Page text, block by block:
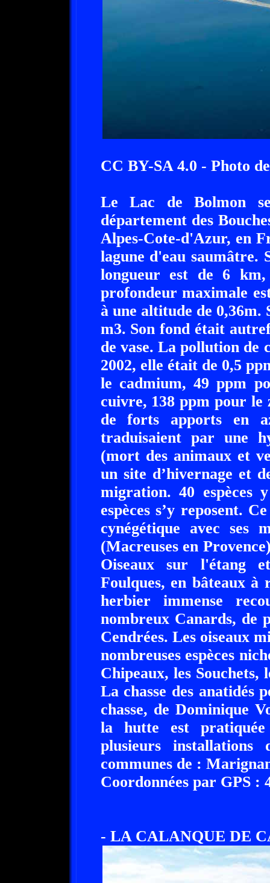
CC BY-SA 4.0 - Photo
Le Lac de Bolmon
département des
Alpes-Cote-d'Azur, en
lagune d'eau saumâtre.
longueur est de 6
profondeur maximale
à une altitude de 0,36m.
m3. Son fond était
de vase. La pollution de
2002, elle était de 0,5
le cadmium, 49 ppm
cuivre, 138 ppm pour le
de forts apports en
traduisaient par une
(mort des animaux et
un site d’hivernage et
migration. 40 espèces
espèces s’y reposent.
cynégétique avec ses
(Macreuses en
Oiseaux sur l'étang
Foulques, en bâteaux à
herbier immense
nombreux Canards, de
Cendrées. Les oiseaux
nombreuses espèces
Chipeaux, les Souchets,
La chasse des anatidés
chasse, de Dominique
la hutte est
plusieurs
communes de :
Coordonnées par GPS :
- LA CALANQUE DE